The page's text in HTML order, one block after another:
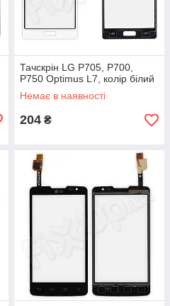
Тачскрін LG P705, P700,
P750 Optimus L7, колір білий
Немає в наявності
204 ₴